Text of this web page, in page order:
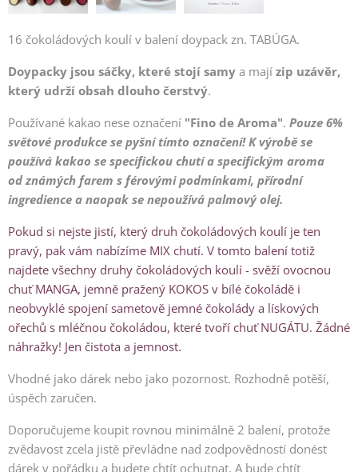
16 čokoládových koulí v balení doypack zn. TABÚGA.
Doypacky jsou sáčky, které stojí samy a mají zip uzávěr,
který udrží obsah dlouho čerstvý.
Používané kakao nese označení "Fino de Aroma". Pouze 6%
světové produkce se pyšní tímto označení! K výrobě se
používá kakao se specifickou chutí a specifickým aroma
odznámých farem s férovými podmínkami, přírodní
ingredience a naopak se nepoužívá palmový olej.
Pokud si nejste jistí, který druh čokoládových koulí je ten
pravý, pak vám nabízíme MIX chutí. V tomto balení totiž
najdete všechny druhy čokoládových koulí - svěží ovocnou
chuť MANGA, jemně pražený KOKOS v bílé čokoládě i
neobvyklé spojení sametově jemné čokolády a lískových
ořechů s mléčnou čokoládou, které tvoří chuť NUGÁTU. Žádné
náhražky! Jen čistota a jemnost.
Vhodné jako dárek nebo jako pozornost. Rozhodně potěší,
úspěch zaručen.
Doporučujeme koupit rovnou minimálně 2 balení, protože
zvědavost zcela jistě převládne nad zodpovědností donést
dárek v pořádku a budete chtít ochutnat. A bude chtít